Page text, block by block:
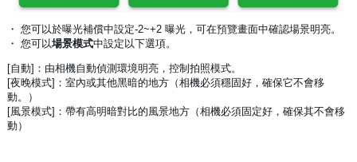
・ 您可以於曝光補償中設定-2~+2 曝光，可在預覽畫面中確認場景明亮。
・ 您可以場景模式中設定以下選項。
[自動]：由相機自動偵測環境明亮，控制拍照模式。
[夜晚模式]：室內或其他黑暗的地方（相機必須穩固好，確保它不會移
動。）
[風景模式]：帶有高明暗對比的風景地方（相機必須固定好，確保其不會移
動）